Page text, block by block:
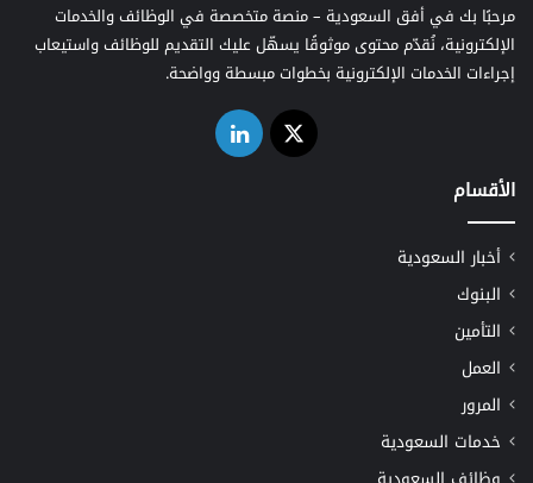
مرحبًا بك في أفق السعودية – منصة متخصصة في الوظائف والخدمات
الإلكترونية، نُقدّم محتوى موثوقًا يسهّل عليك التقديم للوظائف واستيعاب
إجراءات الخدمات الإلكترونية بخطوات مبسطة وواضحة.
‫X لينكدإن
الأقسام
أخبار السعودية
البنوك
التأمين
العمل
المرور
خدمات السعودية